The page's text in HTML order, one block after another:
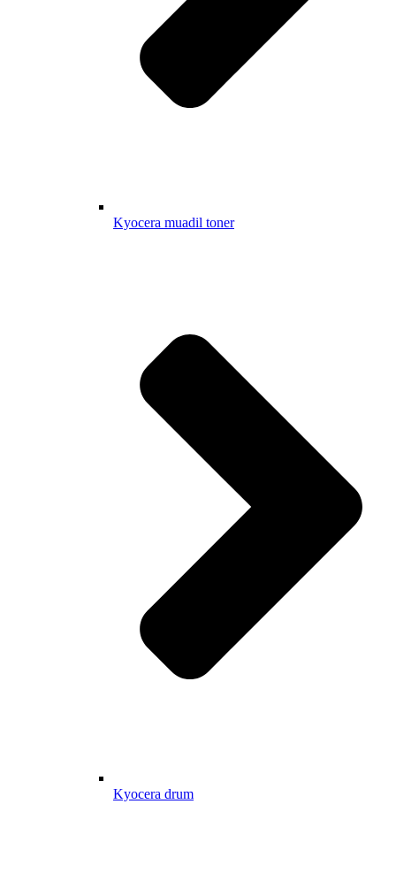
Kyocera muadil toner
Kyocera drum